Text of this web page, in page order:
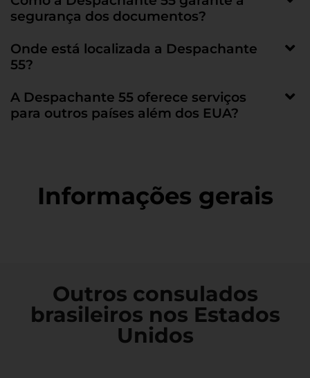
segurança dos documentos?
Onde está localizada a Despachante
55?
A Despachante 55 oferece serviços
para outros países além dos EUA?
Informações gerais
Outros consulados
brasileiros nos Estados
Unidos